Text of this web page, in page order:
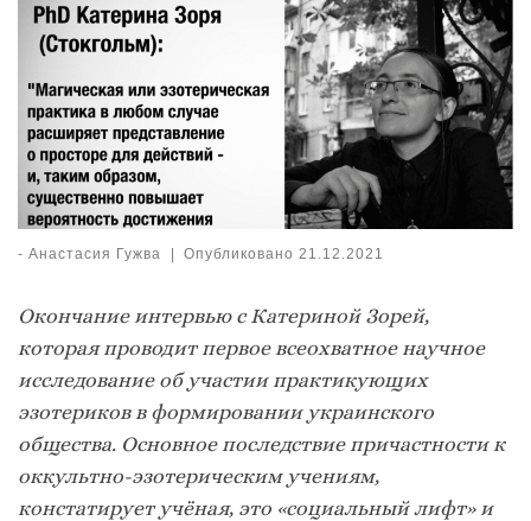
- Анастасия Гужва Опубликовано21.12.2021
Окончание интервью с Катериной Зорей,
которая проводит первое всеохватное научное
исследование об участии практикующих
эзотериков в формировании украинского
общества. Основное последствие причастности к
оккультно-эзотерическим учениям,
констатирует учёная, это «социальный лифт» и